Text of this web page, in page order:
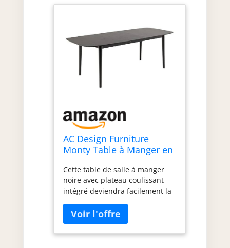
AC Design Furniture
Monty Table à Manger en
P 90 cm
Cette table de salle à manger
noire avec plateau coulissant
intégré deviendra facilement la
pièce maîtresse de toute salle à
manger car elle est une solution
élégante et pratique au
quotidien Pour allonger le